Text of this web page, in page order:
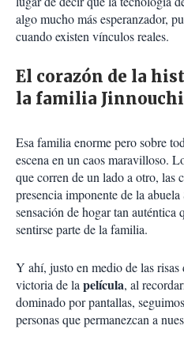
algo mucho más esperanzador,
cuando existen vínculos reales.
El corazón de la
la familia Jinnouchi
Esa familia enorme pero sobre
escena en un caos maravilloso.
que corren de un lado a otro, las
presencia imponente de la
sensación de hogar tan auténtica
sentirse parte de la familia.
Y ahí, justo en medio de las risas
victoria de la película, al
dominado por pantallas,
personas que permanezcan a